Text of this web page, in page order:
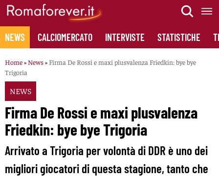
Skip
content
NEWS CALCIOMERCATO INTERVISTE STATISTICHE
Home» News» Firma De Rossi e maxi plusvalenza Friedkin: bye bye
Trigoria
NEWS
Firma De Rossi e maxi plusvalenza
Friedkin: bye bye Trigoria
Arrivato a Trigoria per volontà di DDR è uno dei
migliori giocatori di questa stagione, tanto che